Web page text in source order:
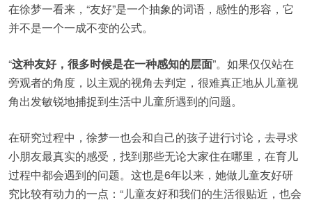
在徐梦一看来，“友好”是一个抽象的词语，感性的形容，它
并不是一个一成不变的公式。
“这种友好，很多时候是在一种感知的层面”。如果仅仅站在
旁观者的角度，以主观的视角去判定，很难真正地从儿童视
角出发敏锐地捕捉到生活中儿童所遇到的问题。
在研究过程中，徐梦一也会和自己的孩子进行讨论，去寻求
小朋友最真实的感受，找到那些无论大家住在哪里，在育儿
过程中都会遇到的问题。这也是6年以来，她做儿童友好研
究比较有动力的一点：“儿童友好和我们的生活很贴近，也会